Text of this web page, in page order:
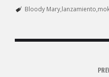
Bloody Mary lanzamiento